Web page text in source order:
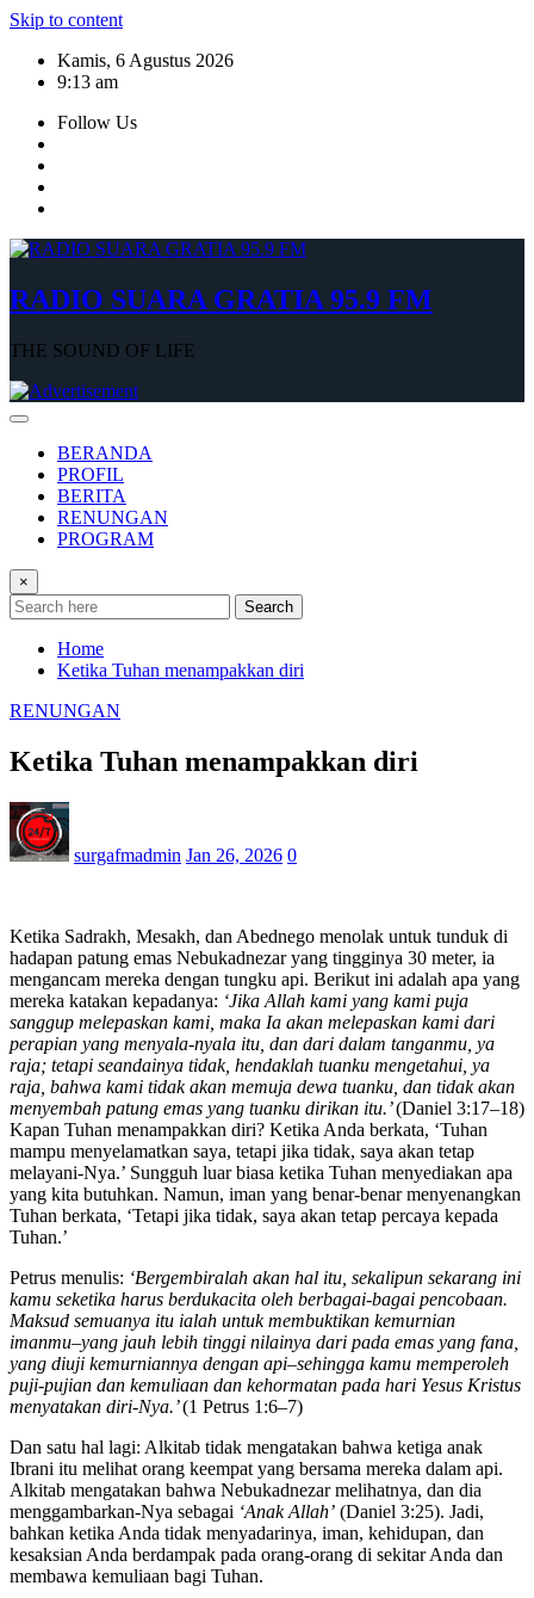
Skip to content
Kamis, 6 Agustus 2026
9:13 am
Follow Us
RADIO SUARA GRATIA 95.9 FM
THE SOUND OF LIFE
BERANDA
PROFIL
BERITA
RENUNGAN
PROGRAM
×
Search
Home
Ketika Tuhan menampakkan diri
RENUNGAN
Ketika Tuhan menampakkan diri
surgafmadmin Jan 26, 2026 0
Ketika Sadrakh, Mesakh, dan Abednego menolak untuk tunduk di
hadapan patung emas Nebukadnezar yang tingginya 30 meter, ia
mengancam mereka dengan tungku api. Berikut ini adalah apa yang
mereka katakan kepadanya: ‘Jika Allah kami yang kami puja
sanggup melepaskan kami, maka Ia akan melepaskan kami dari
perapian yang menyala-nyala itu, dan dari dalam tanganmu, ya
raja; tetapi seandainya tidak, hendaklah tuanku mengetahui, ya
raja, bahwa kami tidak akan memuja dewa tuanku, dan tidak akan
menyembah patung emas yang tuanku dirikan itu.’(Daniel 3:17–18)
Kapan Tuhan menampakkan diri? Ketika Anda berkata, ‘Tuhan
mampu menyelamatkan saya, tetapi jika tidak, saya akan tetap
melayani-Nya.’ Sungguh luar biasa ketika Tuhan menyediakan apa
yang kita butuhkan. Namun, iman yang benar-benar menyenangkan
Tuhan berkata, ‘Tetapi jika tidak, saya akan tetap percaya kepada
Tuhan.’
Petrus menulis: ‘Bergembiralah akan hal itu, sekalipun sekarang ini
kamu seketika harus berdukacita oleh berbagai-bagai pencobaan.
Maksud semuanya itu ialah untuk membuktikan kemurnian
imanmu–yang jauh lebih tinggi nilainya dari pada emas yang fana,
yang diuji kemurniannya dengan api–sehingga kamu memperoleh
puji-pujian dan kemuliaan dan kehormatan pada hari Yesus Kristus
menyatakan diri-Nya.’(1 Petrus 1:6–7)
Dan satu hal lagi: Alkitab tidak mengatakan bahwa ketiga anak
Ibrani itu melihat orang keempat yang bersama mereka dalam api.
Alkitab mengatakan bahwa Nebukadnezar melihatnya, dan dia
menggambarkan-Nya sebagai ‘Anak Allah’ (Daniel 3:25). Jadi,
bahkan ketika Anda tidak menyadarinya, iman, kehidupan, dan
kesaksian Anda berdampak pada orang-orang di sekitar Anda dan
membawa kemuliaan bagi Tuhan.